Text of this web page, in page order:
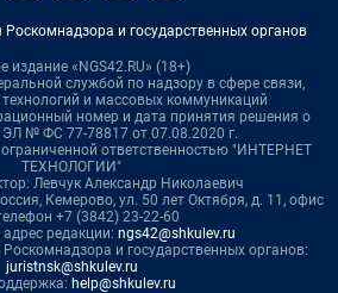
и государственных органов
издание «NGS42.RU» (18+)
службой по надзору в сфере связи,
и массовых коммуникаций
номер и дата принятия решения о
ЭЛ № ФС 77-78817 от 07.08.2020 г.
ответственностью "ИНТЕРНЕТ
ТЕХНОЛОГИИ"
Левчук Александр Николаевич
Кемерово, ул. 50 лет Октября, д. 11, офис
+7 (3842) 23-22-60
редакции: ngs42@shkulev.ru
и государственных органов:
juristnsk@shkulev.ru
help@shkulev.ru